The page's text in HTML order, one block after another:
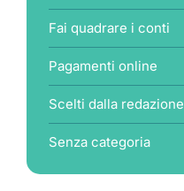
Fai quadrare i conti
Pagamenti online
Scelti dalla redazione
Senza categoria